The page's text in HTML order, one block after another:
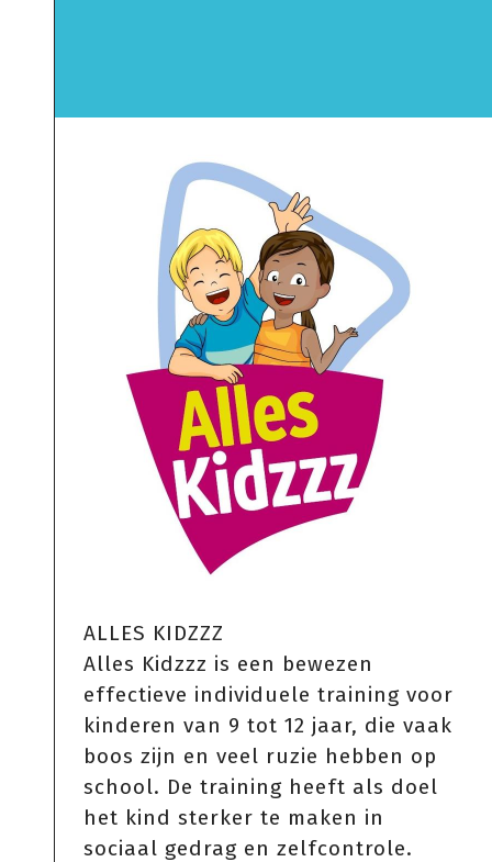
ALLES KIDZZZ
Alles Kidzzz is een bewezen
effectieve individuele training voor
kinderen van 9 tot 12 jaar, die vaak
boos zijn en veel ruzie hebben op
school. De training heeft als doel
het kind sterker te maken in
sociaal gedrag en zelfcontrole.